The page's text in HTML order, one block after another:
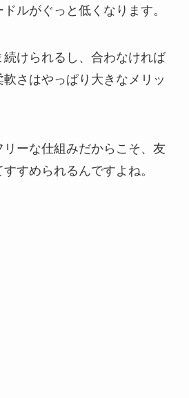
ルがぐっと低くなります。
けられるし、合わなければ
さはやっぱり大きなメリッ
ーな仕組みだからこそ、友
すめられるんですよね。